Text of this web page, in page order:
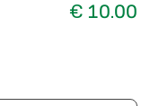
€ 10.00